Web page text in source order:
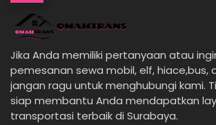
Jika Anda memiliki pertanyaan atau
pemesanan sewa mobil, elf, hiace,bus,
jangan ragu untuk menghubungi kami.
siap membantu Anda mendapatkan
transportasi terbaik di Surabaya.